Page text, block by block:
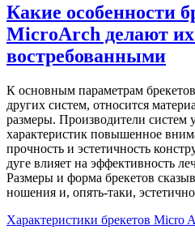
Какие особенности
MicroArch делают
востребованными
К основным параметрам
других систем, относится
размеры. Производители систем
характеристик повышенное
прочность и эстетичность
дуге влияет на эффективность
Размеры и форма брекетов
ношения и, опять-таки,
Характеристики брекетов Micro